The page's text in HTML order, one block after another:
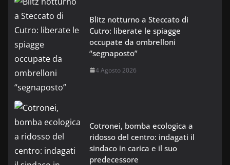
Blitz notturno a Steccato di
Cutro: liberate le spiagge
occupate da ombrelloni
“segnaposto”
4 Agosto 2026
Cotronei, bomba ecologica a
ridosso del centro: indagati il
sindaco in carica e il suo
predecessore